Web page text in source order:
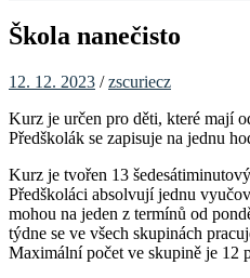
Škola nanečisto
12. 12. 2023 /zscuriecz
Kurz je určen pro děti, které mají
Předškolák se zapisuje na jednu
Kurz je tvořen 13
Předškoláci absolvují jednu
mohou na jeden z termínů od
týdne se ve všech skupinách
Maximální počet ve skupině je 12